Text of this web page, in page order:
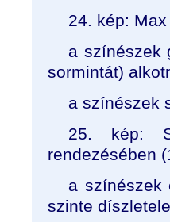
24. kép:
a színészek
sormintát)
a színészek
25. kép:
rendezésében
a színészek
szinte